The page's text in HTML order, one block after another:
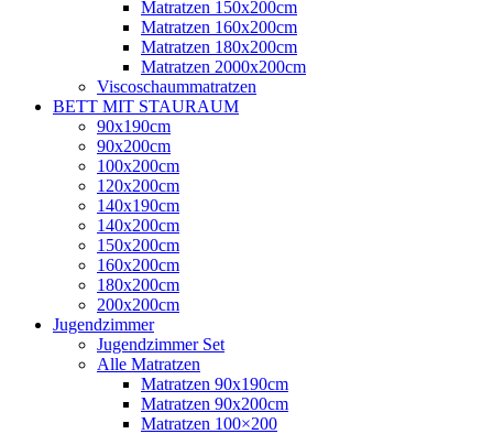
Matratzen 150x200cm
Matratzen 160x200cm
Matratzen 180x200cm
Matratzen 2000x200cm
Viscoschaummatratzen
BETT MIT STAURAUM
90x190cm
90x200cm
100x200cm
120x200cm
140x190cm
140x200cm
150x200cm
160x200cm
180x200cm
200x200cm
Jugendzimmer
Jugendzimmer Set
Alle Matratzen
Matratzen 90x190cm
Matratzen 90x200cm
Matratzen 100×200